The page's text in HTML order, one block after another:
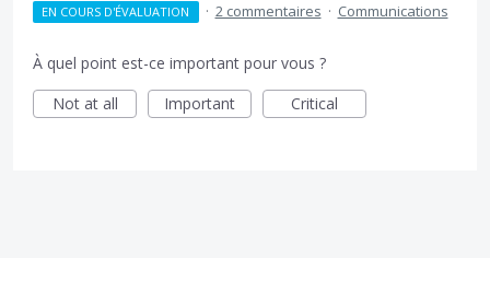
EN COURS D'ÉVALUATION · 2 commentaires · Communications
À quel point est-ce important pour vous ?
Not at all
Important Critical